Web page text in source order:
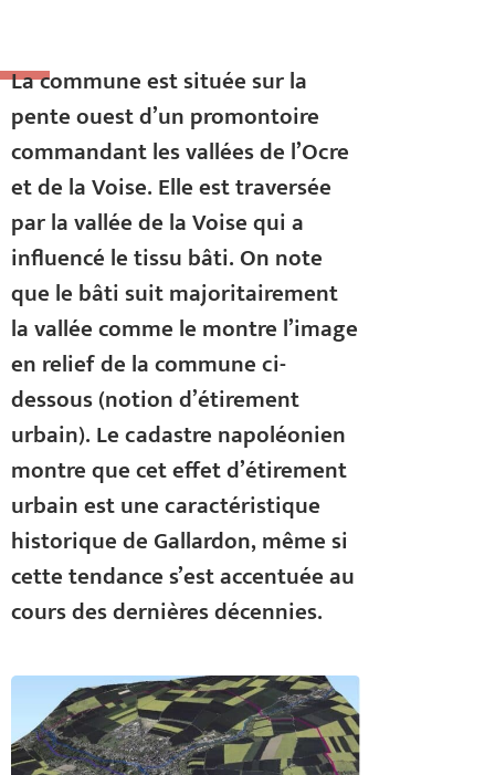
La commune est située sur la
pente ouest d’un promontoire
commandant les vallées de l’Ocre
et de la Voise. Elle est traversée
par la vallée de la Voise qui a
influencé le tissu bâti. On note
que le bâti suit majoritairement
la vallée comme le montre l’image
en relief de la commune ci-
dessous (notion d’étirement
urbain). Le cadastre napoléonien
montre que cet effet d’étirement
urbain est une caractéristique
historique de Gallardon, même si
cette tendance s’est accentuée au
cours des dernières décennies.